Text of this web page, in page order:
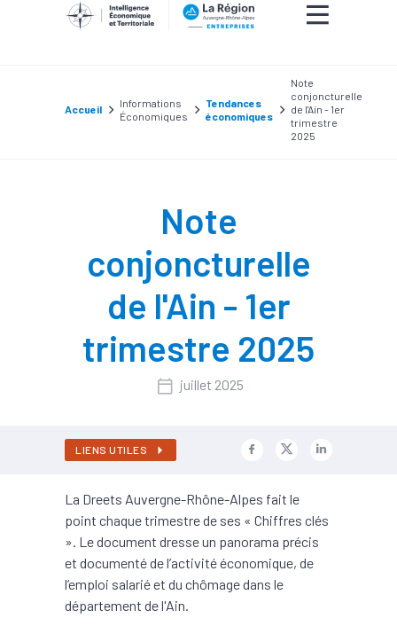
Accueil
Informations
Économiques
Tendances
économiques
Note
conjoncturelle
de l'Ain - 1er
trimestre
2025
Note
conjoncturelle
de l'Ain - 1er
trimestre 2025
juillet 2025
LIENS UTILES
La Dreets Auvergne-Rhône-Alpes fait le
point chaque trimestre de ses « Chiffres clés
». Le document dresse un panorama précis
et documenté de l’activité économique, de
l’emploi salarié et du chômage dans le
département de l'Ain.